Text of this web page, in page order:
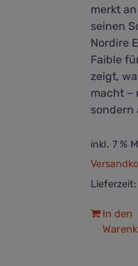
merkt
seinen
Nordire
Faible
zeigt,
macht –
sondern
inkl. 7 %
Lieferzeit:
In den